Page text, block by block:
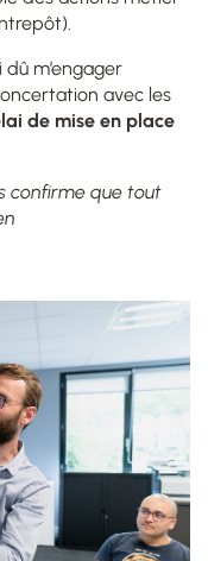
dû m’engager
avec l es
de mise en place
confirme que tout